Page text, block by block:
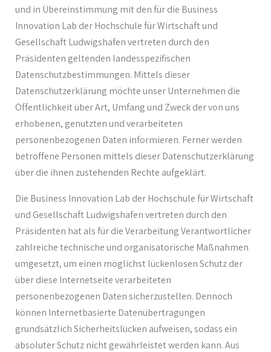
und in Übereinstimmung mit den für die Business
Innovation Lab der Hochschule für Wirtschaft und
Gesellschaft Ludwigshafen vertreten durch den
Präsidenten geltenden landesspezifischen
Datenschutzbestimmungen. Mittels dieser
Datenschutzerklärung möchte unser Unternehmen die
Öffentlichkeit über Art, Umfang und Zweck der von uns
erhobenen, genutzten und verarbeiteten
personenbezogenen Daten informieren. Ferner werden
betroffene Personen mittels dieser Datenschutzerklärung
über die ihnen zustehenden Rechte aufgeklärt.
Die Business Innovation Lab der Hochschule für Wirtschaft
und Gesellschaft Ludwigshafen vertreten durch den
Präsidenten hat als für die Verarbeitung Verantwortlicher
zahlreiche technische und organisatorische Maßnahmen
umgesetzt, um einen möglichst lückenlosen Schutz der
über diese Internetseite verarbeiteten
personenbezogenen Daten sicherzustellen. Dennoch
können Internetbasierte Datenübertragungen
grundsätzlich Sicherheitslücken aufweisen, sodass ein
absoluter Schutz nicht gewährleistet werden kann. Aus